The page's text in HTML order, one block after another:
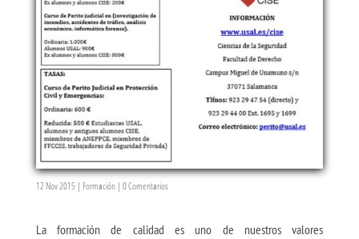
12 Nov 2015| Formación| 0 Comentarios
La formación de calidad es uno de nuestros valores